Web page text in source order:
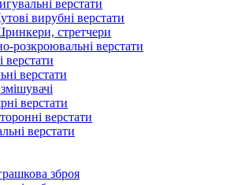
верстати
вирубні верстати
стретчери
розкроювальні верстати
верстати
верстати
верстати
верстати
верстати
зброя